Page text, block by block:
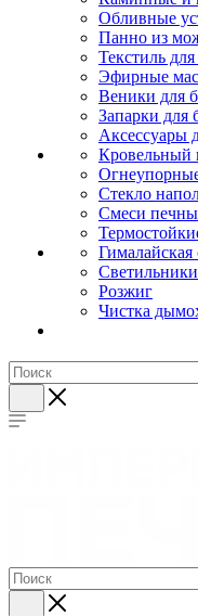
Обливные
Панно из
Текстиль
Эфирные
Веники для
Запарки для
Аксессуары
Кровельный
Стекло
Смеси
Гималайская
Светильники
Розжиг
Чистка